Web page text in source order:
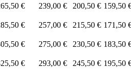
€ 239,00 € 200,50 € 159,50
€ 257,00 € 215,50 € 171,50
€ 275,00 € 230,50 € 183,50
€ 293,00 € 245,50 € 195,50